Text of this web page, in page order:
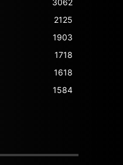
2125
1903
1718
1618
1584